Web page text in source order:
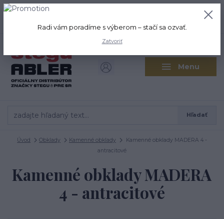
Menu
Hľadať
+421 917 280 411
0,00 EUR
Úvod Obklady Kamenné obklady
Kamenné obklady MADERA 4 -
antracitové
Kamenné obklady MADERA
4 - antracitové
Radi vám poradíme s výberom – stačí sa ozvať.
Zatvoriť